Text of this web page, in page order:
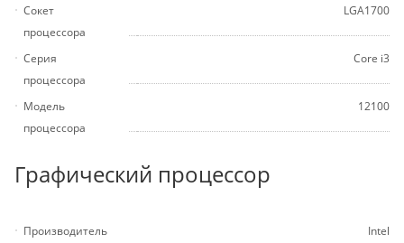
Сокет
процессора
LGA1700
Серия
процессора
Core i3
Модель
процессора
12100
Графический процессор
Производитель
Intel